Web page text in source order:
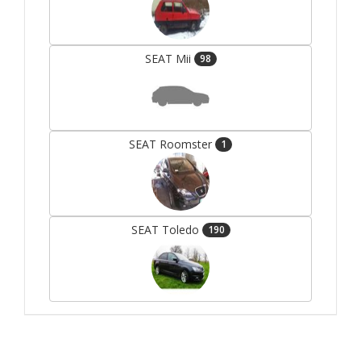
SEAT Mii 98
SEAT Roomster 1
SEAT Toledo 190